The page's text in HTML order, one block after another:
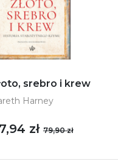
srebro i krew
Harney
zł 79,90 zł